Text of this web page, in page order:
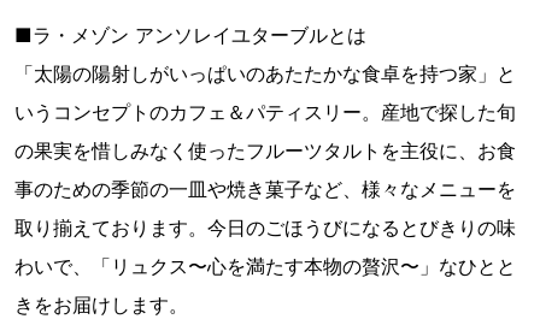
■ラ・メゾン アンソレイユターブルとは
「太陽の陽射しがいっぱいのあたたかな食卓を持つ家」と
いうコンセプトのカフェ＆パティスリー。産地で探した旬
の果実を惜しみなく使ったフルーツタルトを主役に、お食
事のための季節の一皿や焼き菓子など、様々なメニューを
取り揃えております。今日のごほうびになるとびきりの味
わいで、「リュクス〜心を満たす本物の贅沢〜」なひとと
きをお届けします。